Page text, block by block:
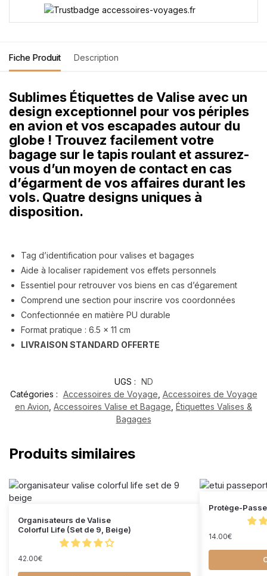
Fiche Produit Description
Sublimes Étiquettes de Valise avec un
design exceptionnel pour vos périples
en avion et vos escapades autour du
globe ! Trouvez facilement votre
bagage sur le tapis roulant et assurez-
vous d’un moyen de contact en cas
d’égarment de vos affaires durant les
vols. Quatre designs uniques à
disposition.
Tag d’identification pour valises et bagages
Aide à localiser rapidement vos effets personnels
Essentiel pour retrouver vos biens en cas d’égarement
Comprend une section pour inscrire vos coordonnées
Confectionnée en matière PU durable
Format pratique : 6.5 x 11 cm
LIVRAISON STANDARD OFFERTE
UGS : ND
Catégories : Accessoires de Voyage Accessoires de Voyage
en Avion Accessoires Valise et Bagage Étiquettes Valises &
Bagages
Produits similaires
Organisateurs de Valise
Colorful Life (Set de 9, Beige)
42.00€
Protège-
14.00€